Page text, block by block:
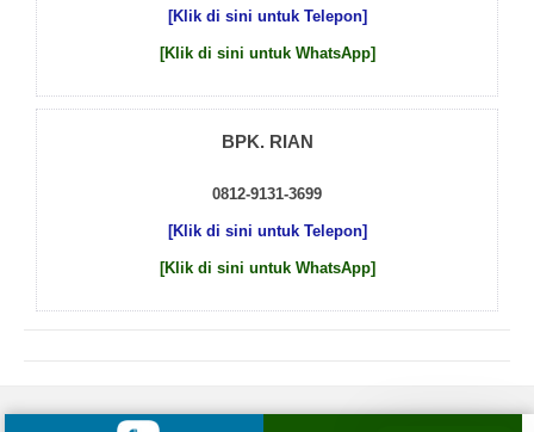
[Klik di sini untuk Telepon]
[Klik di sini untuk WhatsApp]
BPK. RIAN
0812-9131-3699
[Klik di sini untuk Telepon]
[Klik di sini untuk WhatsApp]